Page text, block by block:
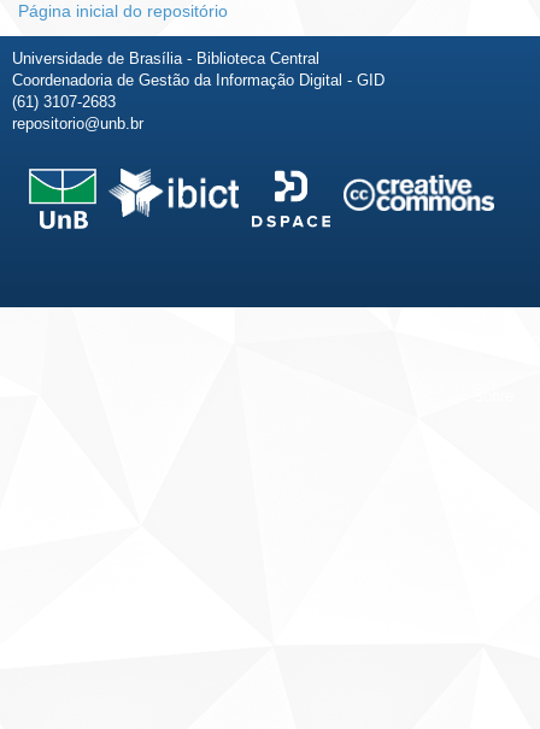
Página inicial do repositório
Universidade de Brasília - Biblioteca Central
Coordenadoria de Gestão da Informação Digital - GID
(61) 3107-2683
repositorio@unb.br